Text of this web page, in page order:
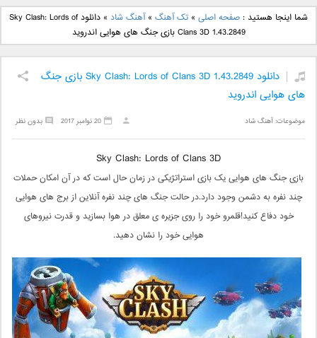
دانلود آهنگ جدید بهنام
بانی بنام قرص قمر 2
دانلود آهنگ جدید علی
یاسینی بنام دورترین نزدیک
شما اینجا هستید :صفحه اصلی »تک آهنگ »آهنگ شاد »
دانلود Sky Clash: Lords of
Clans 3D 1.43.2849 بازی جنگ های هوایی اندروید
دانلود Sky Clash: Lords of Clans 3D 1.43.2849 بازی جنگ
های هوایی اندروید
موضوعات:آهنگ شاد بدون نظر 20 نوامبر 2017
Sky Clash: Lords of Clans 3D
بازی جنگ های هوایی یک بازی استراتژیکی در زمان حال است که در آن امکان حملات
چند نفره به دشمن وجود دارد.در حالت جنگ های چند نفره آنلاین از برج های هوایی
خود دفاع کنید!قلمرو خود را روی جزیره ی معلق در هوا بسازید و قدرت نیروهای
هوایی خود را نشان دهید.